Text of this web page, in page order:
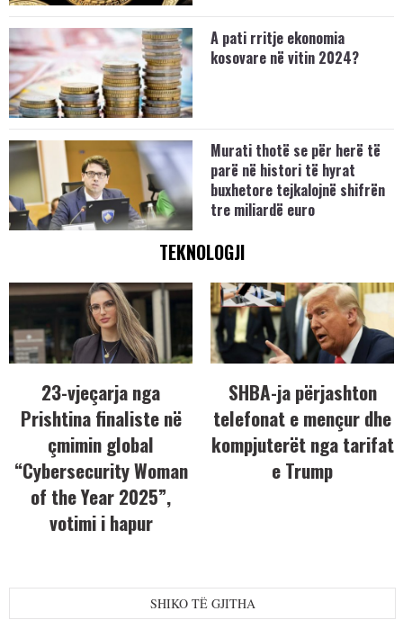
A pati rritje ekonomia
kosovare në vitin 2024?
Murati thotë se për herë të
parë në histori të hyrat
buxhetore tejkalojnë shifrën
tre miliardë euro
TEKNOLOGJI
23-vjeçarja nga
Prishtina finaliste në
çmimin global
“Cybersecurity Woman
of the Year 2025”,
votimi i hapur
SHBA-ja përjashton
telefonat e mençur dhe
kompjuterët nga tarifat
e Trump
SHIKO TË GJITHA